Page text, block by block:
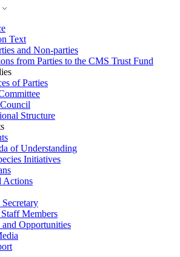
Text
and Non-parties
from Parties to the CMS Trust Fund
of Parties
Structure
of Understanding
Initiatives
Actions
Members
and Opportunities